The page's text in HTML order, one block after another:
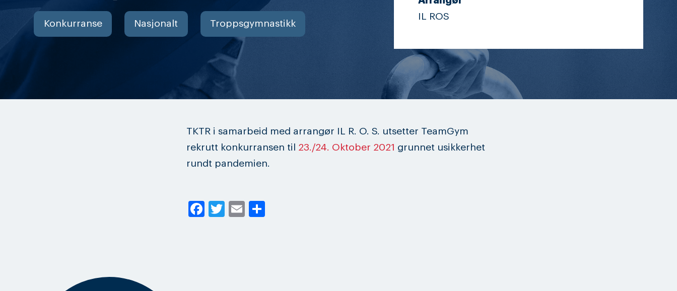
Konkurranse Nasjonalt Troppsgymnastikk
IL ROS
TKTR i samarbeid med arrangør IL R. O. S. utsetter TeamGym
rekrutt konkurransen til 23./24. Oktober 2021 grunnet usikkerhet
rundt pandemien.
Facebook
Twitter
Email